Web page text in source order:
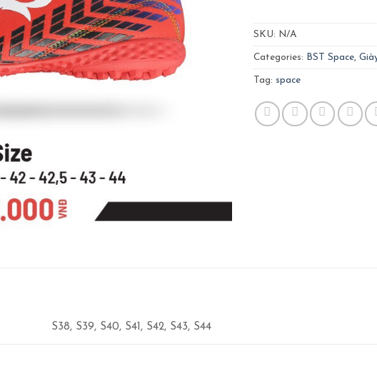
SKU: N/A
Categories: BST Space,
Tag: space
S38, S39, S40, S41, S42, S43, S44